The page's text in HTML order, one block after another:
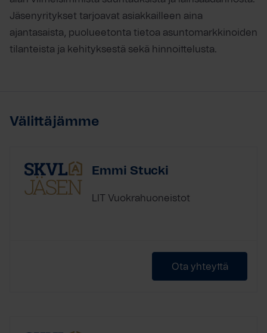
Jäsenyritykset tarjoavat asiakkailleen aina
ajantasaista, puolueetonta tietoa asuntomarkkinoiden
tilanteista ja kehityksestä sekä hinnoittelusta.
Välittäjämme
Emmi Stucki
LIT Vuokrahuoneistot
Ota yhteyttä